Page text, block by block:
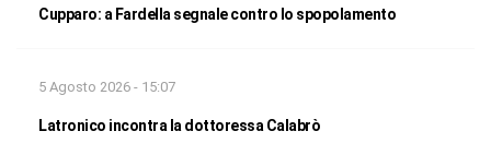
Cupparo: a Fardella segnale contro lo spopolamento
5 Agosto 2026 - 15:07
Latronico incontra la dottoressa Calabrò